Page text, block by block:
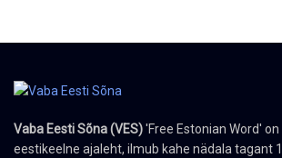
Vaba Eesti Sõna (VES)'Free Estonian Word'
eestikeelne ajaleht, ilmub kahe nädala tagant